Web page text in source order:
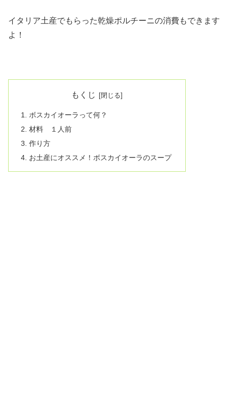
イタリア土産でもらった乾燥ポルチーニの消費もできます
よ！
もくじ
ボスカイオーラって何？
材料 １人前
作り方
お土産にオススメ！ボスカイオーラのスープ